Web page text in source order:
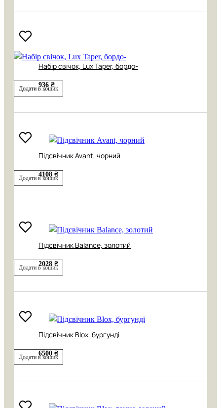
Набір свічок, Lux Taper, бордо-
936 ₴
Додати в кошик
Підсвічник Avant, чорний
4108 ₴
Додати в кошик
Підсвічник Balance, золотий
2028 ₴
Додати в кошик
Підсвічник Blox, бургунді
6500 ₴
Додати в кошик